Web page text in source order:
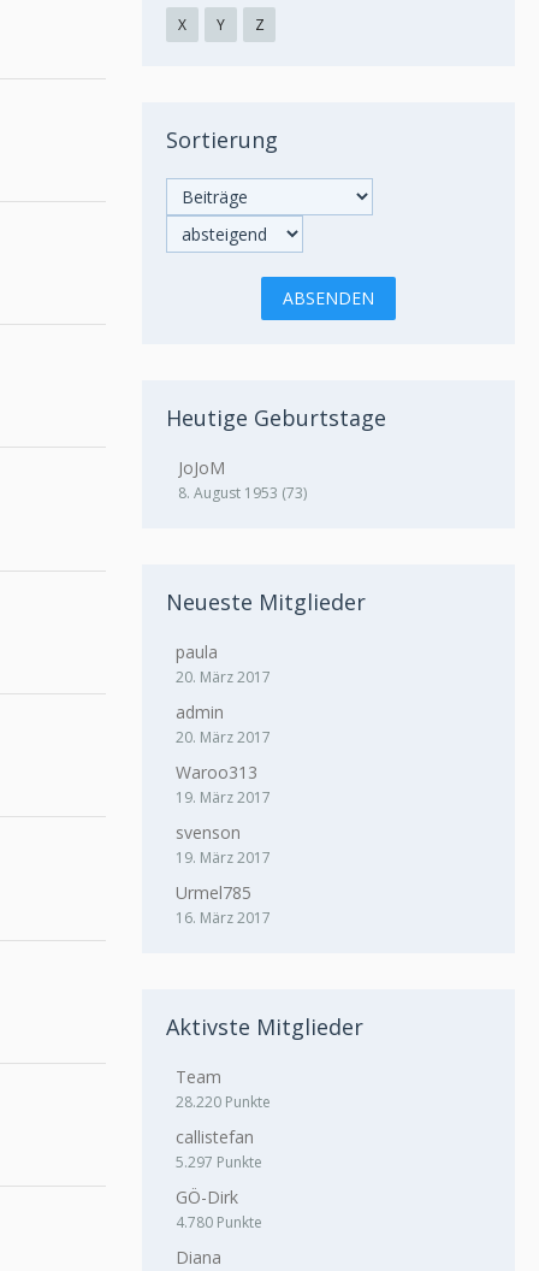
X Y Z
Sortierung
Heutige Geburtstage
JoJoM
8. August 1953 (73)
Neueste Mitglieder
paula
20. März 2017
admin
20. März 2017
Waroo313
19. März 2017
svenson
19. März 2017
Urmel785
16. März 2017
Aktivste Mitglieder
Team
28.220 Punkte
callistefan
5.297 Punkte
GÖ-Dirk
4.780 Punkte
Diana